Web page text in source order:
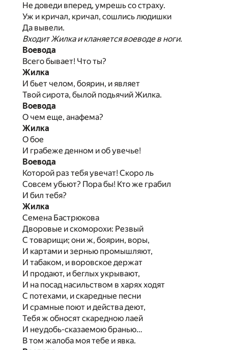
Не доведи вперед, умрешь со страху.
Уж и кричал, кричал, сошлись людишки
Да вывели.
Входит Жилка и кланяется воеводе в ноги.
Воевода
Всего бывает! Что ты?
Жилка
И бьет челом, боярин, и являет
Твой сирота, былой подьячий Жилка.
Воевода
О чем еще, анафема?
Жилка
О бое
И грабеже денном и об увечье!
Воевода
Которой раз тебя увечат! Скоро ль
Совсем убьют? Пора бы! Кто же грабил
И бил тебя?
Жилка
Семена Бастрюкова
Дворовые и скоморохи: Резвый
С товарищи; они ж, боярин, воры,
И картами и зернью промышляют,
И табаком, и воровское держат
И продают, и беглых укрывают,
И на посад насильством в харях ходят
С потехами, и скаредные песни
И срамные поют и действа деют,
Тебя ж обносят скаредною лаей
И неудобь-сказаемою бранью…
В том жалоба моя тебе и явка.